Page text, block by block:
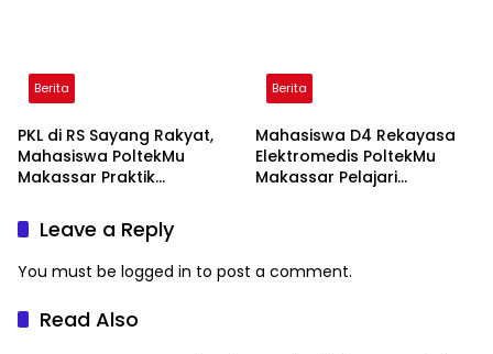
Berita
PKL di RS Sayang Rakyat,
Mahasiswa PoltekMu
Makassar Praktik
Berita
Mahasiswa D4 Rekayasa
Elektromedis PoltekMu
Makassar Pelajari
Leave a Reply
You must be logged in to post a comment.
Read Also